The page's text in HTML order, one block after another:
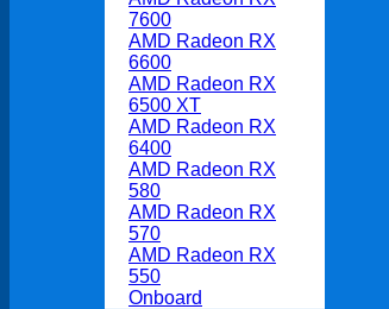
7600
AMD Radeon RX
6600
AMD Radeon RX
6500 XT
AMD Radeon RX
6400
AMD Radeon RX
580
AMD Radeon RX
570
AMD Radeon RX
550
Onboard